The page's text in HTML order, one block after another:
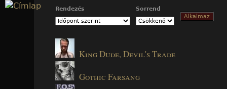
Jump to navigation
Rendezés Sorrend
King Dude, Devil's Trade
Gothic Farsang